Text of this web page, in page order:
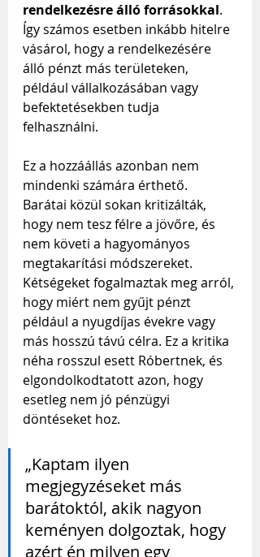
rendelkezésre álló forrásokkal.
Így számos esetben inkább hitelre
vásárol, hogy a rendelkezésére
álló pénzt más területeken,
például vállalkozásában vagy
befektetésekben tudja
felhasználni.
Ez a hozzáállás azonban nem
mindenki számára érthető.
Barátai közül sokan kritizálták,
hogy nem tesz félre a jövőre, és
nem követi a hagyományos
megtakarítási módszereket.
Kétségeket fogalmaztak meg arról,
hogy miért nem gyűjt pénzt
például a nyugdíjas évekre vagy
más hosszú távú célra. Ez a kritika
néha rosszul esett Róbertnek, és
elgondolkodtatott azon, hogy
esetleg nem jó pénzügyi
döntéseket hoz.
„Kaptam ilyen
megjegyzéseket más
barátoktól, akik nagyon
keményen dolgoztak, hogy
azért én milyen egy